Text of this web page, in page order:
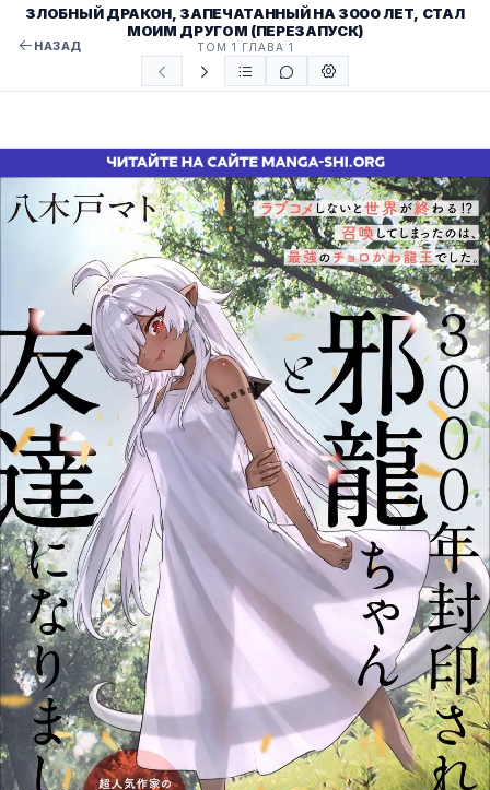
НАЗАД
ЗЛОБНЫЙ ДРАКОН, ЗАПЕЧАТАННЫЙ НА 3000 ЛЕТ, СТАЛ
МОИМ ДРУГОМ (ПЕРЕЗАПУСК)
ТОМ 1 ГЛАВА 1